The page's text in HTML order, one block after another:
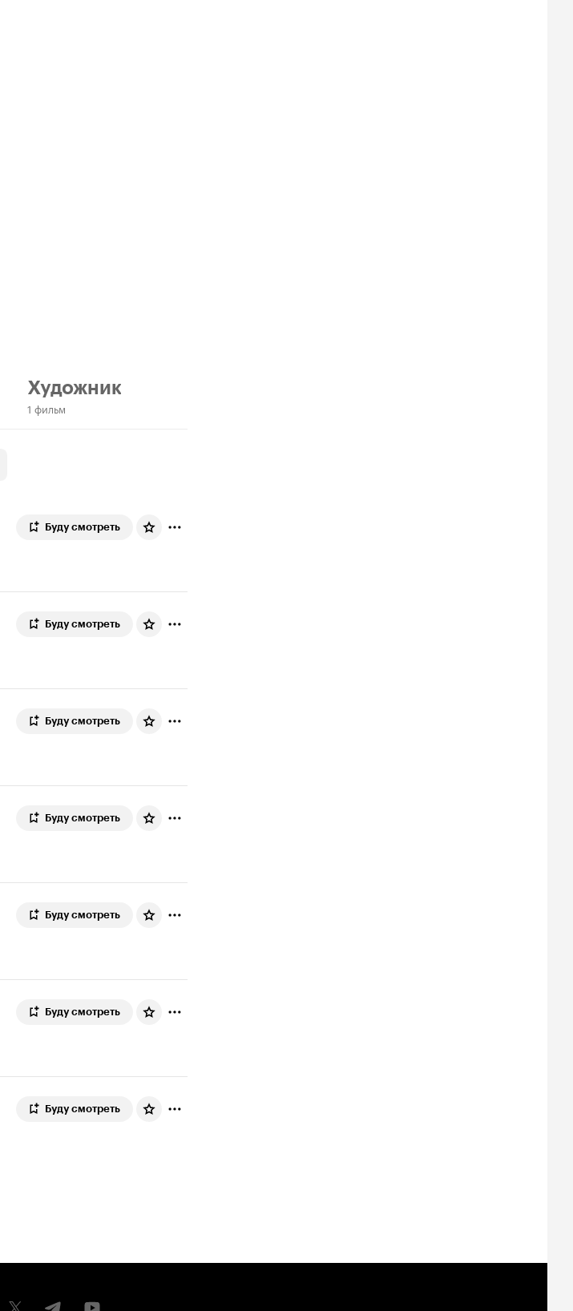
Художник
1 фильм
Буду смотреть
Буду смотреть
Буду смотреть
Буду смотреть
Буду смотреть
Буду смотреть
Буду смотреть